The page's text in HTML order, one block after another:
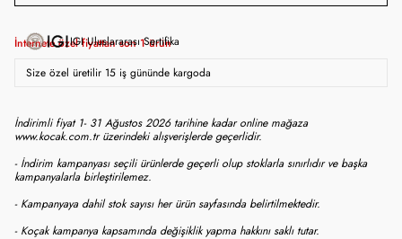
İnternete özel fiyattan son1ürün
IGI Uluslararası Sertifika
Size özel üretilir 15 iş gününde kargoda
İndirimli fiyat 1- 31 Ağustos 2026 tarihine kadar online mağaza
www.kocak.com.tr üzerindeki alışverişlerde geçerlidir.
- İndirim kampanyası seçili ürünlerde geçerli olup stoklarla sınırlıdır ve başka
kampanyalarla birleştirilemez.
- Kampanyaya dahil stok sayısı her ürün sayfasında belirtilmektedir.
- Koçak kampanya kapsamında değişiklik yapma hakkını saklı tutar.